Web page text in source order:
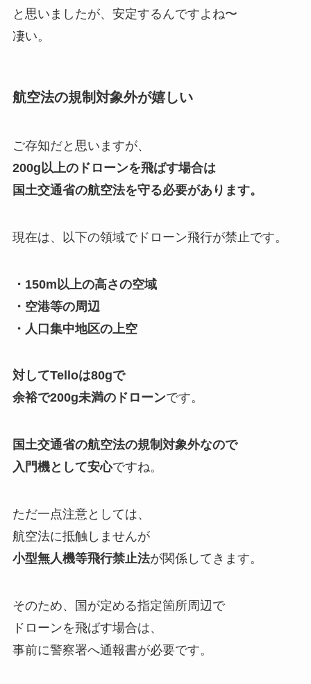
と思いましたが、安定するんですよね〜
凄い。
航空法の規制対象外が嬉しい
ご存知だと思いますが、
200g以上のドローンを飛ばす場合は
国土交通省の航空法を守る必要があります。
現在は、以下の領域でドローン飛行が禁止です。
・150m以上の高さの空域
・空港等の周辺
・人口集中地区の上空
対してTelloは80gで
余裕で200g未満のドローンです。
国土交通省の航空法の規制対象外なので
入門機として安心ですね。
ただ一点注意としては、
航空法に抵触しませんが
小型無人機等飛行禁止法が関係してきます。
そのため、国が定める指定箇所周辺で
ドローンを飛ばす場合は、
事前に警察署へ通報書が必要です。